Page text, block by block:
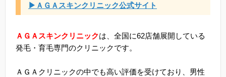
▶ＡＧＡスキンクリニック公式サイト
ＡＧＡスキンクリニックは、全国に62店舗展開している
発毛・育毛専門のクリニックです。
ＡＧＡクリニックの中でも高い評価を受けており、男性